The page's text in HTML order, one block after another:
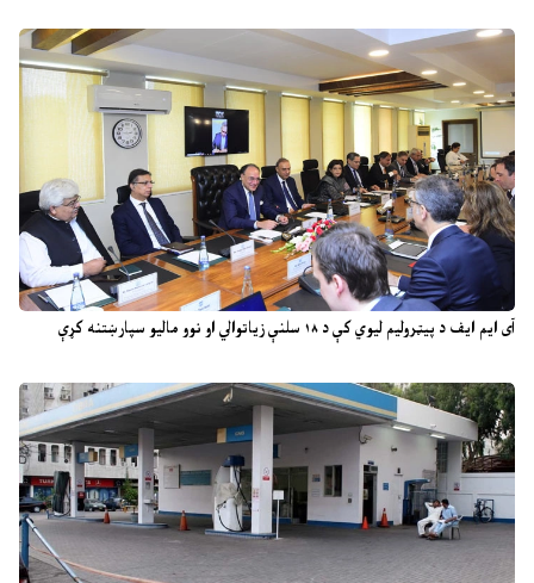
آی ایم ایف د پیټرولیم لیوي کې د ۱۸ سلنې زیاتوالي او نوو مالیو سپارښتنه کړې